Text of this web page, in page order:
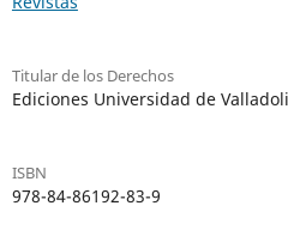
Titular de los Derechos
Ediciones Universidad de
ISBN
978-84-86192-83-9